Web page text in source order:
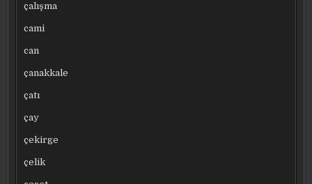
çalışma
cami
can
çanakkale
çatı
çay
çekirge
çelik